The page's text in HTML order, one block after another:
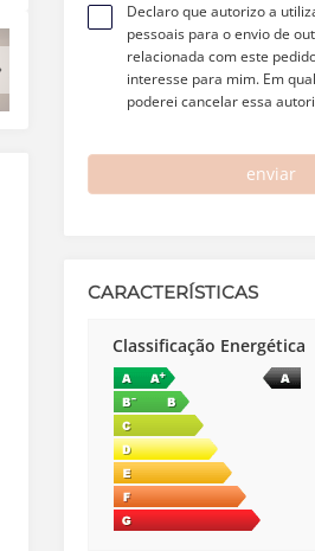
Declaro que autorizo a
pessoais para o envio de
relacionada com este
interesse para mim. Em
poderei cancelar essa
enviar
CARACTERÍSTICAS
Classificação Energética